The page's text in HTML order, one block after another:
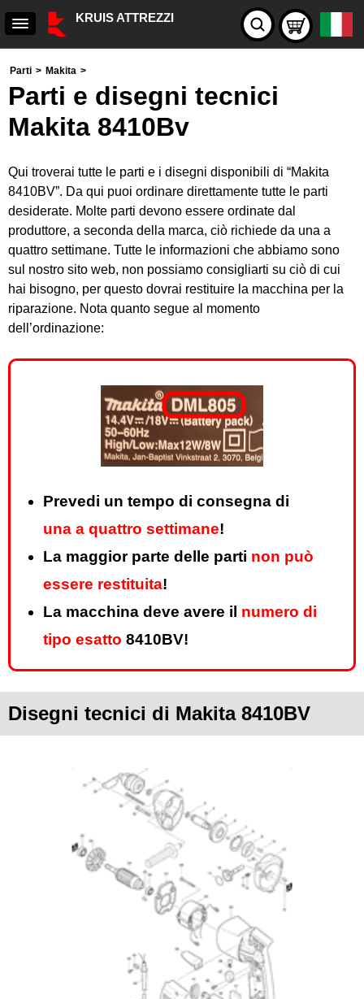
KRUIS ATTREZZI
Parti > Makita >
Parti e disegni tecnici
Makita 8410Bv
Qui troverai tutte le parti e i disegni disponibili di “Makita
8410BV”. Da qui puoi ordinare direttamente tutte le parti
desiderate. Molte parti devono essere ordinate dal
produttore, a seconda della marca, ciò richiede da una a
quattro settimane. Tutte le informazioni che abbiamo sono
sul nostro sito web, non possiamo consigliarti su ciò di cui
hai bisogno, per questo dovrai restituire la macchina per la
riparazione. Nota quanto segue al momento
dell’ordinazione:
Prevedi un tempo di consegna di
una a quattro settimane!
La maggior parte delle parti non può
essere restituita!
La macchina deve avere il numero di
tipo esatto 8410BV!
Disegni tecnici di Makita 8410BV